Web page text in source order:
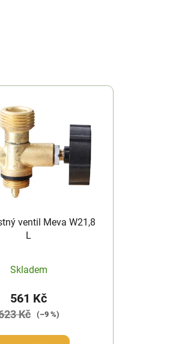
ventil Meva W21,8
L
Skladem
561 Kč
Kč (–9 %)